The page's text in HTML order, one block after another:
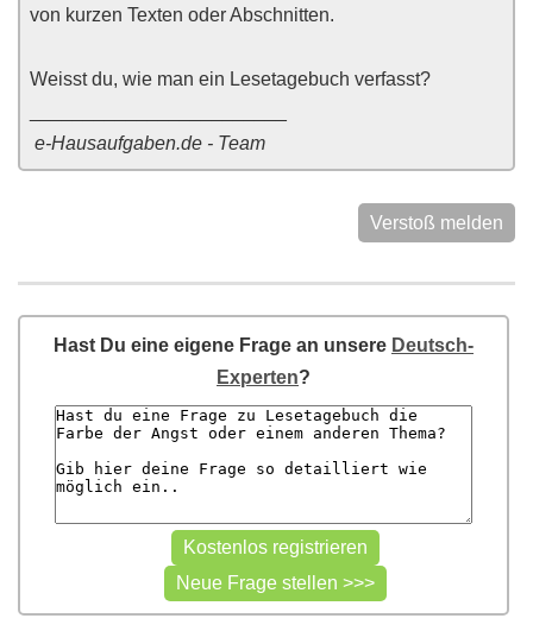
von kurzen Texten oder Abschnitten.
Weisst du, wie man ein Lesetagebuch verfasst?
e-Hausaufgaben.de - Team
Verstoß melden
Hast Du eine eigene Frage an unsere Deutsch-
Experten?